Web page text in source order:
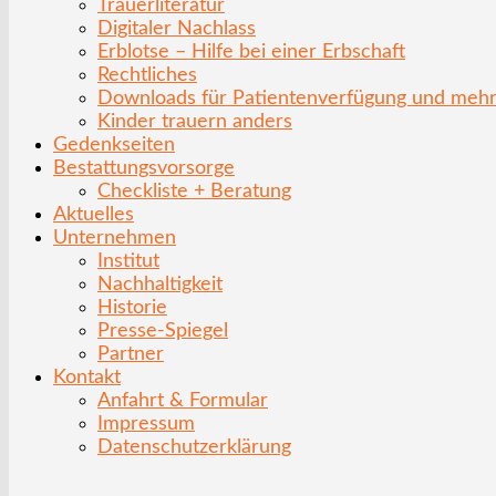
Trauerliteratur
Digitaler Nachlass
Erblotse – Hilfe bei einer Erbschaft
Rechtliches
Downloads für Patientenverfügung und mehr
Kinder trauern anders
Gedenkseiten
Bestattungsvorsorge
Checkliste + Beratung
Aktuelles
Unternehmen
Institut
Nachhaltigkeit
Historie
Presse-Spiegel
Partner
Kontakt
Anfahrt & Formular
Impressum
Datenschutzerklärung